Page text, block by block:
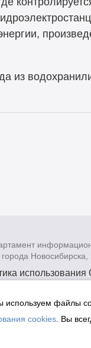
из
Новосибирска,
использования
в
города
используем файлы
cookies . Вы